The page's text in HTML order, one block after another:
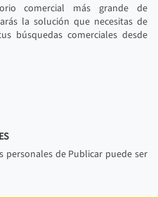
comercial más grande de
la solución que necesitas de
búsquedas comerciales desde
de Publicar puede ser